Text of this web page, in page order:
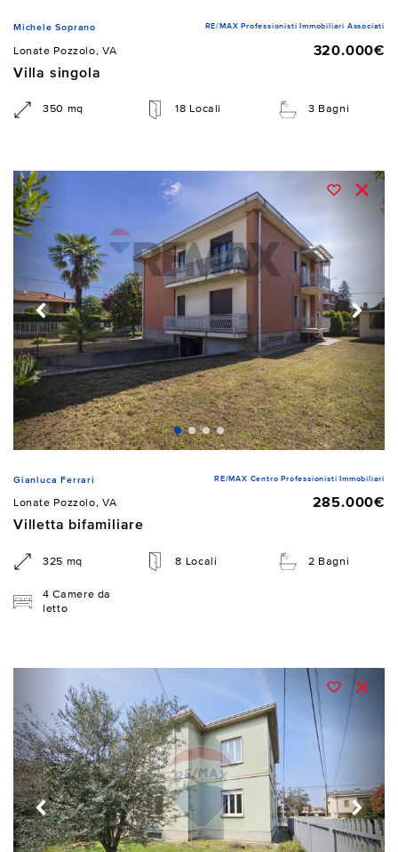
Michele Soprano RE/MAX Professionisti Immobiliari Associati
Lonate Pozzolo, VA
320.000€
Villa singola
350 mq 18 Locali 3 Bagni
Gianluca Ferrari RE/MAX Centro Professionisti Immobiliari
Lonate Pozzolo, VA
285.000€
Villetta bifamiliare
325 mq 8 Locali 2 Bagni
4 Camere da
letto